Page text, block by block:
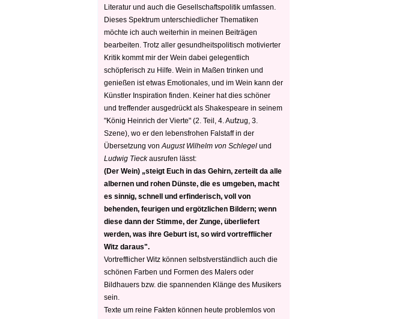
Literatur und auch die Gesellschaftspolitik umfassen.
Dieses Spektrum unterschiedlicher Thematiken
möchte ich auch weiterhin in meinen Beiträgen
bearbeiten. Trotz aller gesundheitspolitisch motivierter
Kritik kommt mir der Wein dabei gelegentlich
schöpferisch zu Hilfe. Wein in Maßen trinken und
genießen ist etwas Emotionales, und im Wein kann der
Künstler Inspiration finden. Keiner hat dies schöner
und treffender ausgedrückt als Shakespeare in seinem
"König Heinrich der Vierte" (2. Teil, 4. Aufzug, 3.
Szene), wo er den lebensfrohen Falstaff in der
Übersetzung von August Wilhelm von Schlegel und
Ludwig Tieckausrufen lässt:
(Der Wein) „steigt Euch in das Gehirn, zerteilt da alle
albernen und rohen Dünste, die es umgeben, macht
es sinnig, schnell und erfinderisch, voll von
behenden, feurigen und ergötzlichen Bildern; wenn
diese dann der Stimme, der Zunge, überliefert
werden, was ihre Geburt ist, so wird vortrefflicher
Witz daraus".
Vortrefflicher Witz können selbstverständlich auch die
schönen Farben und Formen des Malers oder
Bildhauers bzw. die spannenden Klänge des Musikers
sein.
Texte um reine Fakten können heute problemlos von